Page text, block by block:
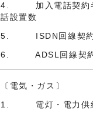
4. 加入電話契約者
話設置数
5. ISDN回線契約
6. ADSL回線契約
〔電気・ガス〕
1. 電灯・電力供